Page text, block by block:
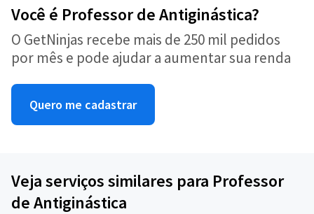
Você é Professor de Antiginástica?
O GetNinjas recebe mais de 250 mil pedidos
por mês e pode ajudar a aumentar sua renda
Quero me cadastrar
Veja serviços similares para Professor
de Antiginástica